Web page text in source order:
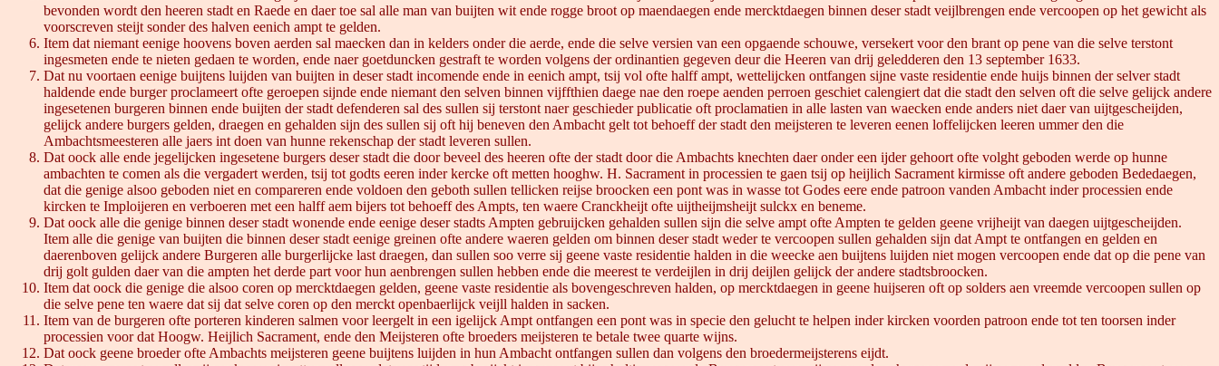
bevonden wordt den heeren stadt en Raede en daer toe sal alle man van buijten wit ende rogge broot op maendaegen ende mercktdaegen binnen deser stadt veijlbrengen ende vercoopen op het gewicht als
voorscreven steijt sonder des halven eenich ampt te gelden.
Item dat niemant eenige hoovens boven aerden sal maecken dan in kelders onder die aerde, ende die selve versien van een opgaende schouwe, versekert voor den brant op pene van die selve terstont
ingesmeten ende te nieten gedaen te worden, ende naer goetduncken gestraft te worden volgens der ordinantien gegeven deur die Heeren van drij geledderen den 13 september 1633.
Dat nu voortaen eenige buijtens luijden van buijten in deser stadt incomende ende in eenich ampt, tsij vol ofte halff ampt, wettelijcken ontfangen sijne vaste residentie ende huijs binnen der selver stadt
haldende ende burger proclameert ofte geroepen sijnde ende niemant den selven binnen vijffthien daege nae den roepe aenden perroen geschiet calengiert dat die stadt den selven oft die selve gelijck andere
ingesetenen burgeren binnen ende buijten der stadt defenderen sal des sullen sij terstont naer geschieder publicatie oft proclamatien in alle lasten van waecken ende anders niet daer van uijtgescheijden,
gelijck andere burgers gelden, draegen en gehalden sijn des sullen sij oft hij beneven den Ambacht gelt tot behoeff der stadt den meijsteren te leveren eenen loffelijcken leeren ummer den die
Ambachtsmeesteren alle jaers int doen van hunne rekenschap der stadt leveren sullen.
Dat oock alle ende jegelijcken ingesetene burgers deser stadt die door beveel des heeren ofte der stadt door die Ambachts knechten daer onder een ijder gehoort ofte volght geboden werde op hunne
ambachten te comen als die vergadert werden, tsij tot godts eeren inder kercke oft metten hooghw. H. Sacrament in processien te gaen tsij op heijlich Sacrament kirmisse oft andere geboden Bededaegen,
dat die genige alsoo geboden niet en compareren ende voldoen den geboth sullen tellicken reijse broocken een pont was in wasse tot Godes eere ende patroon vanden Ambacht inder processien ende
kircken te Imploijeren en verboeren met een halff aem bijers tot behoeff des Ampts, ten waere Cranckheijt ofte uijtheijmsheijt sulckx en beneme.
Dat oock alle die genige binnen deser stadt wonende ende eenige deser stadts Ampten gebruijcken gehalden sullen sijn die selve ampt ofte Ampten te gelden geene vrijheijt van daegen uijtgescheijden.
Item alle die genige van buijten die binnen deser stadt eenige greinen ofte andere waeren gelden om binnen deser stadt weder te vercoopen sullen gehalden sijn dat Ampt te ontfangen en gelden en
daerenboven gelijck andere Burgeren alle burgerlijcke last draegen, dan sullen soo verre sij geene vaste residentie halden in die weecke aen buijtens luijden niet mogen vercoopen ende dat op die pene van
drij golt gulden daer van die ampten het derde part voor hun aenbrengen sullen hebben ende die meerest te verdeijlen in drij deijlen gelijck der andere stadtsbroocken.
Item dat oock die genige die alsoo coren op mercktdaegen gelden, geene vaste residentie als bovengeschreven halden, op mercktdaegen in geene huijseren oft op solders aen vreemde vercoopen sullen op
die selve pene ten waere dat sij dat selve coren op den merckt openbaerlijck veijll halden in sacken.
Item van de burgeren ofte porteren kinderen salmen voor leergelt in een igelijck Ampt ontfangen een pont was in specie den gelucht te helpen inder kircken voorden patroon ende tot ten toorsen inder
processien voor dat Hoogw. Heijlich Sacrament, ende den Meijsteren ofte broeders meijsteren te betale twee quarte wijns.
Dat oock geene broeder ofte Ambachts meijsteren geene buijtens luijden in hun Ambacht ontfangen sullen dan volgens den broedermeijsterens eijdt.